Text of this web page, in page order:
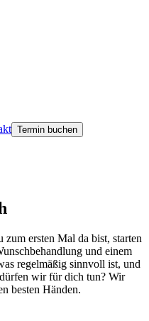
Termin buchen
zum ersten Mal da bist, starten
und einem
regelmäßig sinnvoll ist, und
wir für dich tun? Wir
besten Händen.